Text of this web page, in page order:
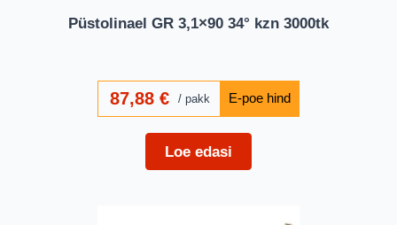
Püstolinael GR 3,1×90 34° kzn 3000tk
87,88€ pakk
Loe edasi